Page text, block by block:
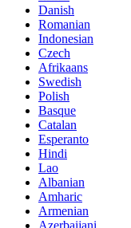
Danish
Romanian
Indonesian
Czech
Afrikaans
Swedish
Polish
Basque
Catalan
Esperanto
Hindi
Lao
Albanian
Amharic
Armenian
Azerbaijani